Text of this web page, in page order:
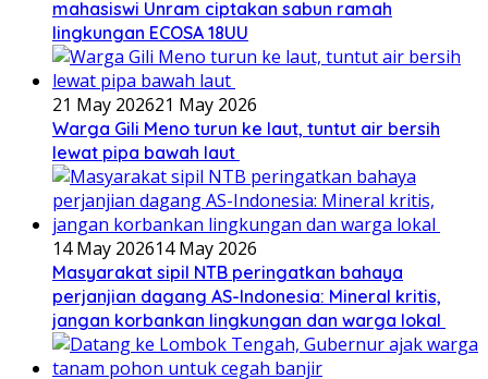
mahasiswi Unram ciptakan sabun ramah
lingkungan ECOSA 18UU
21 May 202621 May 2026
Warga Gili Meno turun ke laut, tuntut air bersih
lewat pipa bawah laut
14 May 202614 May 2026
Masyarakat sipil NTB peringatkan bahaya
perjanjian dagang AS-Indonesia: Mineral kritis,
jangan korbankan lingkungan dan warga lokal